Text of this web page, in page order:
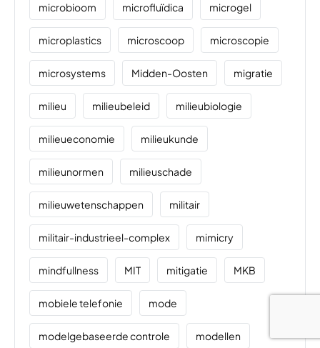
microbioom microfluïdica microgel
microplastics microscoop microscopie
microsystems Midden-Oosten migratie
milieu milieubeleid milieubiologie
milieueconomie milieukunde
milieunormen milieuschade
milieuwetenschappen militair
militair-industrieel-complex mimicry
mindfullness MIT mitigatie MKB
mobiele telefonie mode
modelgebaseerde controle modellen